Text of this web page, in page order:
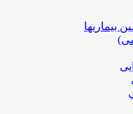
بیماریها